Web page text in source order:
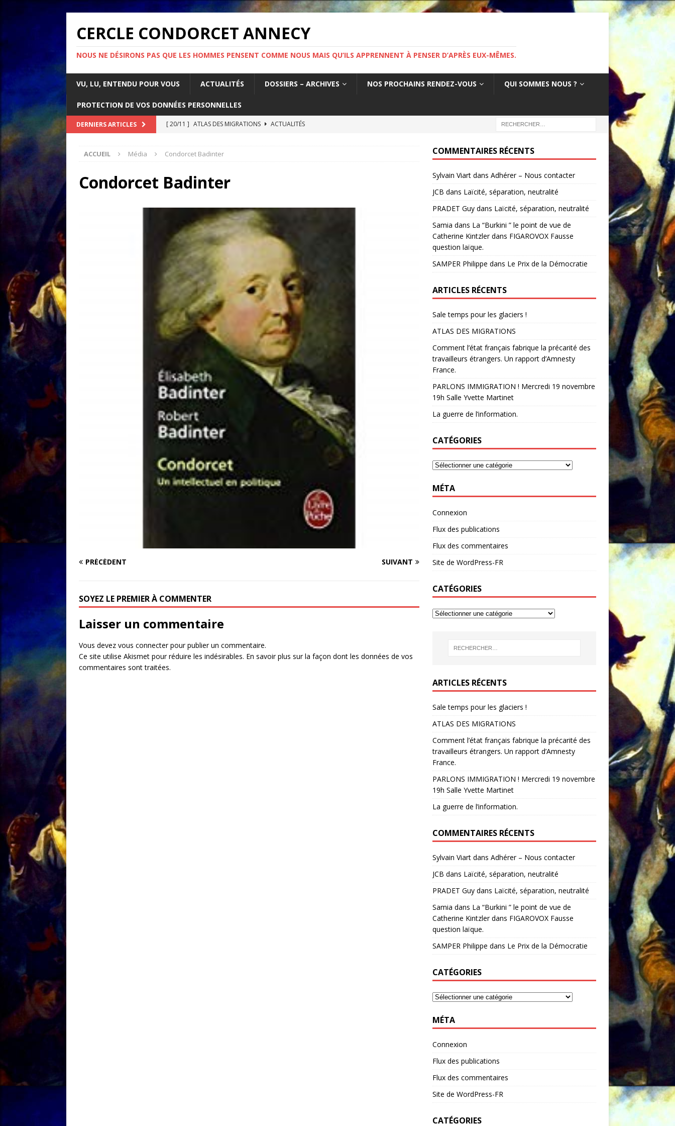
CERCLE CONDORCET ANNECY
NOUS NE DÉSIRONS PAS QUE LES HOMMES PENSENT COMME NOUS MAIS QU’ILS APPRENNENT À PENSER D’APRÈS EUX-MÊMES.
VU, LU, ENTENDU POUR VOUS ACTUALITÉS DOSSIERS – ARCHIVES NOS PROCHAINS RENDEZ-VOUS QUI SOMMES NOUS ?
PROTECTION DE VOS DONNÉES PERSONNELLES
DERNIERS ARTICLES [ 20/11 ] ATLAS DES MIGRATIONS
ACTUALITÉS
rapport d’Amnesty France.
[ 21/10 ] PARLONS IMMIGRATION ! Mercredi 19 novembre 19h Salle Yvette Martinet
[ 05/05 ] La guerre de l’information.
ACTUALITÉS
[ 18/01 ] Sale temps pour les glaciers !
ACCUEIL Média Condorcet Badinter
Condorcet Badinter
PRÉCÉDENT SUIVANT
SOYEZ LE PREMIER À COMMENTER
Laisser un commentaire
Vous devez vous connecterpour publier un commentaire.
Ce site utilise Akismet pour réduire les indésirables. En savoir plus sur la façon dont les données de vos
commentaires sont traitées.
COMMENTAIRES RÉCENTS
Sylvain Viartdans Adhérer – Nous contacter
JCB dans Laïcité, séparation, neutralité
PRADET Guydans Laïcité, séparation, neutralité
Samia dans La “Burkini ” le point de vue de
Catherine Kintzler dans FIGAROVOX Fausse
question laïque.
SAMPER Philippe dans Le Prix de la Démocratie
ARTICLES RÉCENTS
Sale temps pour les glaciers !
ATLAS DES MIGRATIONS
Comment l’état français fabrique la précarité des
travailleurs étrangers. Un rapport d’Amnesty
France.
PARLONS IMMIGRATION ! Mercredi 19 novembre
19h Salle Yvette Martinet
La guerre de l’information.
CATÉGORIES
MÉTA
Connexion
Flux des publications
Flux des commentaires
Site de WordPress-FR
CATÉGORIES
ARTICLES RÉCENTS
Sale temps pour les glaciers !
ATLAS DES MIGRATIONS
Comment l’état français fabrique la précarité des
travailleurs étrangers. Un rapport d’Amnesty
France.
PARLONS IMMIGRATION ! Mercredi 19 novembre
19h Salle Yvette Martinet
La guerre de l’information.
COMMENTAIRES RÉCENTS
Sylvain Viartdans Adhérer – Nous contacter
JCB dans Laïcité, séparation, neutralité
PRADET Guydans Laïcité, séparation, neutralité
Samia dans La “Burkini ” le point de vue de
Catherine Kintzler dans FIGAROVOX Fausse
question laïque.
SAMPER Philippe dans Le Prix de la Démocratie
CATÉGORIES
MÉTA
Connexion
Flux des publications
Flux des commentaires
Site de WordPress-FR
CATÉGORIES